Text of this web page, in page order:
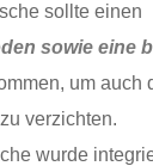
sollte einen
sowie eine
um auch
verzichten.
wurde